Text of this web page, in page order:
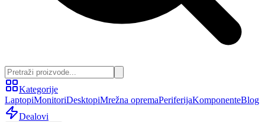
Kategorije
LaptopiMonitoriDesktopiMrežna opremaPeriferijaKomponenteBlog
Dealovi